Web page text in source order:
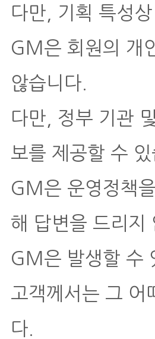
다만, 기획 특성
GM은 회원의 개
않습니다.
다만, 정부 기관
보를 제공할 수
GM은 운영정책
해 답변을 드리지
GM은 발생할 수
고객께서는 그 어
다.